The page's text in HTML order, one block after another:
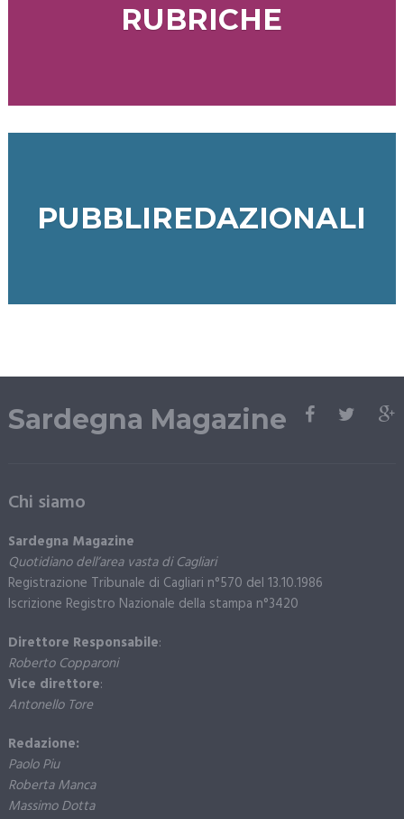
RUBRICHE
PUBBLIREDAZIONALI
Sardegna Magazine
Chi siamo
Sardegna Magazine
Quotidiano dell’area vasta di Cagliari
Registrazione Tribunale di Cagliari n°570 del 13.10.1986
Iscrizione Registro Nazionale della stampa n°3420
Direttore Responsabile:
Roberto Copparoni
Vice direttore:
Antonello Tore
Redazione:
Paolo Piu
Roberta Manca
Massimo Dotta